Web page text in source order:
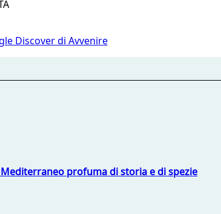
Discover di Avvenire
profuma di storia e di spezie